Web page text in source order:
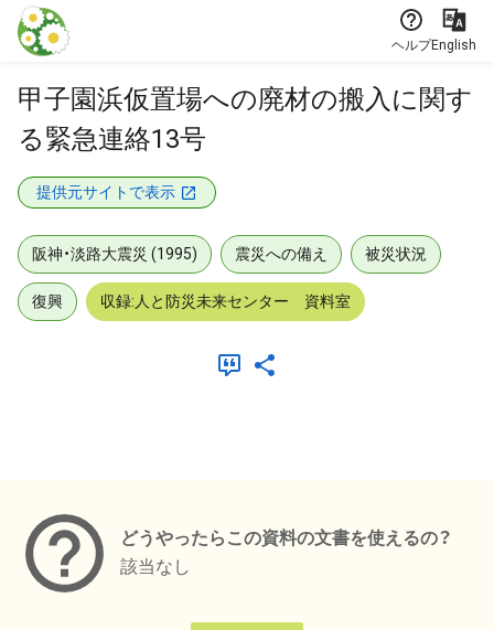
本文に飛ぶ
ヘルプEnglish
甲子園浜仮置場への廃材の搬入に関す
る緊急連絡13号
提供元サイトで表示
阪神・淡路大震災 (1995) 震災への備え 被災状況
復興 収録:人と防災未来センター 資料室
どうやったらこの資料の文書を使えるの？
該当なし